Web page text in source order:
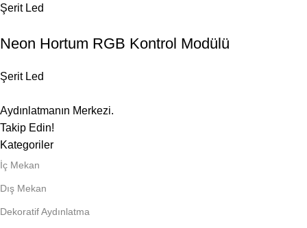
Şerit Led
Neon Hortum RGB Kontrol Modülü
Şerit Led
Aydınlatmanın Merkezi.
Takip Edin!
Kategoriler
İç Mekan
Dış Mekan
Dekoratif Aydınlatma